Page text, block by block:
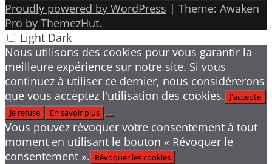
Proudly powered by WordPress | Theme: Awaken
Pro by ThemezHut.
Light Dark
Nous utilisons des cookies pour vous garantir la
meilleure expérience sur notre site. Si vous
continuez à utiliser ce dernier, nous considérerons
que vous acceptez l'utilisation des cookies. J'accepte
Je refuse
En savoir plus
Vous pouvez révoquer votre consentement à tout
moment en utilisant le bouton « Révoquer le
consentement ». Révoquer les cookies